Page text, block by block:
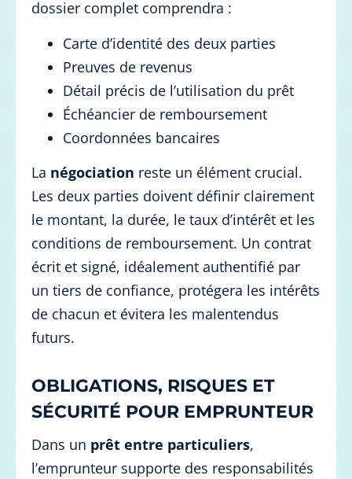
dossier complet comprendra :
Carte d’identité des deux parties
Preuves de revenus
Détail précis de l’utilisation du prêt
Échéancier de remboursement
Coordonnées bancaires
La négociation reste un élément crucial.
Les deux parties doivent définir clairement
le montant, la durée, le taux d’intérêt et les
conditions de remboursement. Un contrat
écrit et signé, idéalement authentifié par
un tiers de confiance, protégera les intérêts
de chacun et évitera les malentendus
futurs.
OBLIGATIONS, RISQUES ET
SÉCURITÉ POUR EMPRUNTEUR
Dans un prêt entre particuliers,
l’emprunteur supporte des responsabilités